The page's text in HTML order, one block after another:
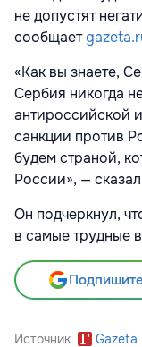
не допустят
сообщает
«Как вы знаете,
Сербия никогда
антироссийской
санкции против
будем страной,
России», —
Он подчеркнул,
в самые трудные
Источник Gazeta